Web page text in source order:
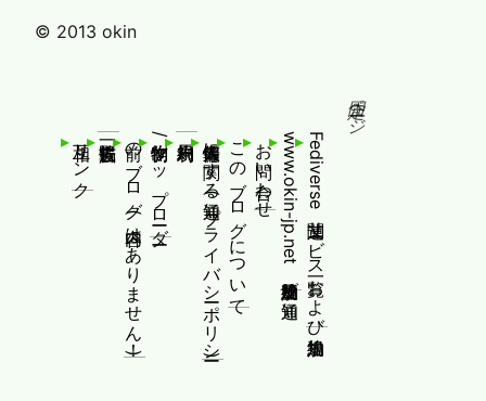
© 2013 okin
固定ページ
Fediverse関連サービス一覧および追加規約
www.okin-jp.net 追加規約及び通知
お問い合わせ
このブログについて
個人情報等に関する通知(プライバシーポリシー)
制作物/アップローダー
前のブログ(内容はありません！)
相互リンク